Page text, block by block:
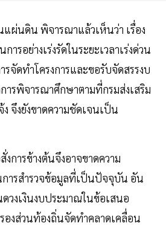
แผ่นดิน พิจารณาแล้วเห็นว่า เรื่อง
ารอย่างเร่งรัดในระยะเวลาเร่งด่วน
จัดทำโครงการและขอรับจัดสรรงบ
ารพิจารณาศึกษาตามที่กรมส่งเสริม
จึงยังขาดความชัดเจนเป็น
งการข้างต้นจึงอาจขาดความ
การสำรวจข้อมูลที่เป็นปัจจุบัน อัน
วงเงินงบประมาณในข้อเสนอ
องส่วนท้องถิ่นจัดทำคลาดเคลื่อน